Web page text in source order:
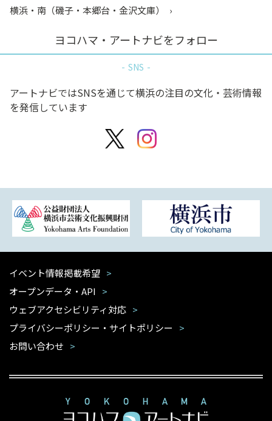
横浜・南（磯子・本郷台・金沢文庫）
ヨコハマ・アートナビをフォロー
SNS
アートナビではSNSを通じて横浜の注目の文化・芸術情報
を発信しています
イベント情報掲載希望
オープンデータ・API
ウェブアクセシビリティ対応
プライバシーポリシー・サイトポリシー
お問い合わせ